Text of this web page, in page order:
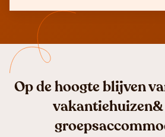
Op de hoogte blijven